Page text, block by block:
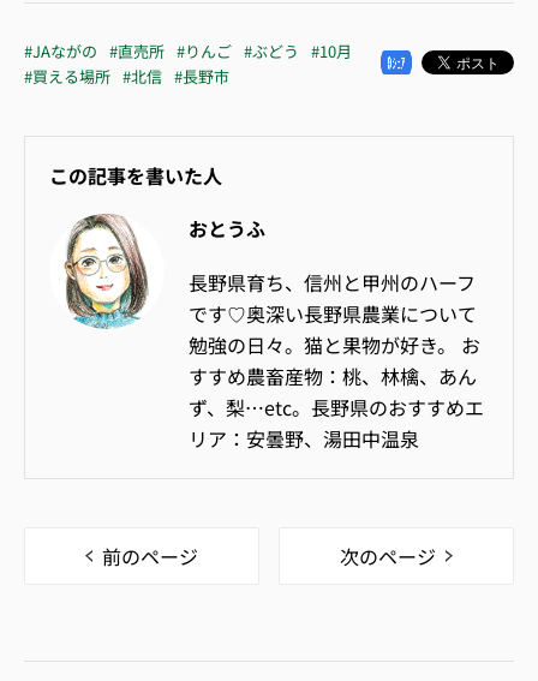
#JAながの #直売所 #りんご #ぶどう
#10月
#買える場所 #北信 #長野市
この記事を書いた人
おとうふ
長野県育ち、信州と甲州のハーフ
です♡奥深い長野県農業について
勉強の日々。猫と果物が好き。 お
すすめ農畜産物：桃、林檎、あん
ず、梨…etc。長野県のおすすめエ
リア：安曇野、湯田中温泉
前のページ 次のページ